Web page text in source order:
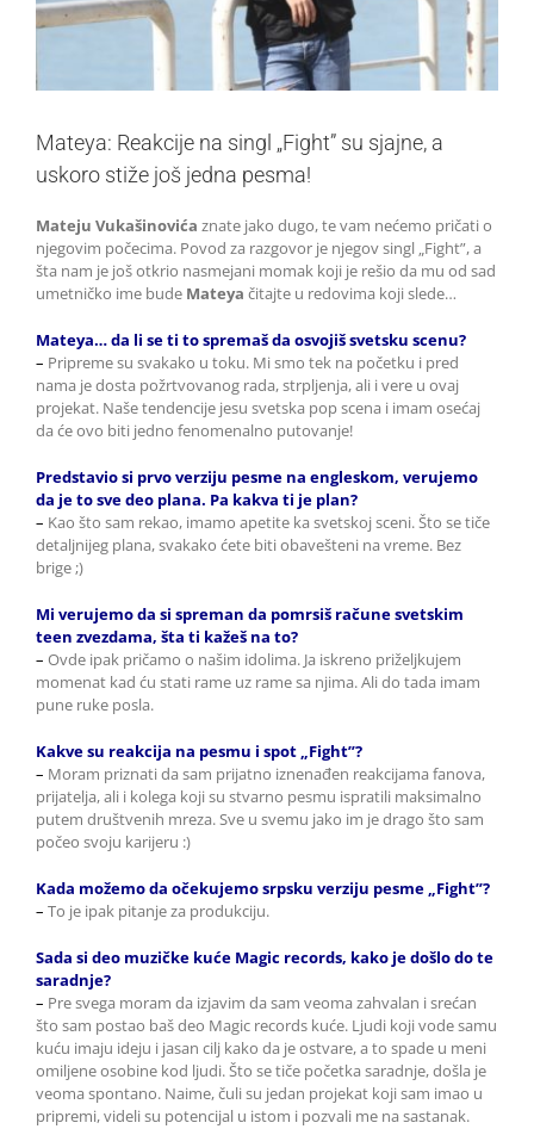
Mateya: Reakcije na singl „Fight” su sjajne, a
uskoro stiže još jedna pesma!
Mateju Vukašinovića znate jako dugo, te vam nećemo pričati o
njegovim počecima. Povod za razgovor je njegov singl „Fight”, a
šta nam je još otkrio nasmejani momak koji je rešio da mu od sad
umetničko ime bude Mateya čitajte u redovima koji slede…
Mateya… da li se ti to spremaš da osvojiš svetsku scenu?
– Pripreme su svakako u toku. Mi smo tek na početku i pred
nama je dosta požrtvovanog rada, strpljenja, ali i vere u ovaj
projekat. Naše tendencije jesu svetska pop scena i imam osećaj
da će ovo biti jedno fenomenalno putovanje!
Predstavio si prvo verziju pesme na engleskom, verujemo
da je to sve deo plana. Pa kakva ti je plan?
– Kao što sam rekao, imamo apetite ka svetskoj sceni. Što se tiče
detaljnijeg plana, svakako ćete biti obavešteni na vreme. Bez
brige ;)
Mi verujemo da si spreman da pomrsiš račune svetskim
teen zvezdama, šta ti kažeš na to?
– Ovde ipak pričamo o našim idolima. Ja iskreno priželjkujem
momenat kad ću stati rame uz rame sa njima. Ali do tada imam
pune ruke posla.
Kakve su reakcija na pesmu i spot „Fight”?
– Moram priznati da sam prijatno iznenađen reakcijama fanova,
prijatelja, ali i kolega koji su stvarno pesmu ispratili maksimalno
putem društvenih mreza. Sve u svemu jako im je drago što sam
počeo svoju karijeru :)
Kada možemo da očekujemo srpsku verziju pesme „Fight”?
– To je ipak pitanje za produkciju.
Sada si deo muzičke kuće Magic records, kako je došlo do te
saradnje?
– Pre svega moram da izjavim da sam veoma zahvalan i srećan
što sam postao baš deo Magic records kuće. Ljudi koji vode samu
kuću imaju ideju i jasan cilj kako da je ostvare, a to spade u meni
omiljene osobine kod ljudi. Što se tiče početka saradnje, došla je
veoma spontano. Naime, čuli su jedan projekat koji sam imao u
pripremi, videli su potencijal u istom i pozvali me na sastanak.